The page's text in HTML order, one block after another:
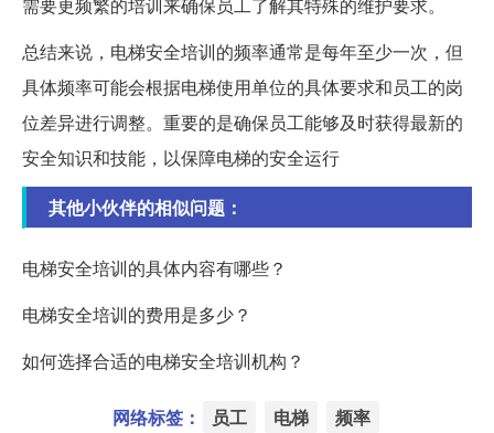
总结来说，电梯安全培训的频率通常是每年至少一次，但
具体频率可能会根据电梯使用单位的具体要求和员工的岗
位差异进行调整。重要的是确保员工能够及时获得最新的
安全知识和技能，以保障电梯的安全运行
其他小伙伴的相似问题：
电梯安全培训的具体内容有哪些？
电梯安全培训的费用是多少？
如何选择合适的电梯安全培训机构？
网络标签： 员工 电梯 频率